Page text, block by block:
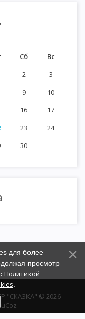
Сб
Вс
2
3
9
10
16
17
23
24
30
"СКАЗКА" © 2026
uCoz
для более
просмотр
Политикой